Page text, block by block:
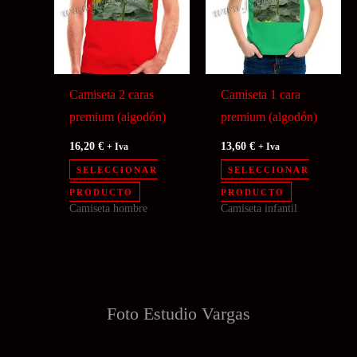
se
pueden
elegir
página
producto
Camiseta 2 caras
premium (algodón)
16,20€ + Iva
SELECCIONAR
PRODUCTO
producto
opciones
Camiseta hombre
Camiseta 1 cara
premium (algodón)
13,60€ + Iva
SELECCIONAR
PRODUCTO
Camiseta infantil
Foto Estudio Vargas